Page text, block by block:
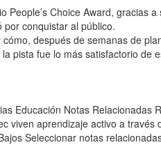
People’s Choice Award, gracias
conquistar al público.
después de semanas de
pista fue lo más satisfactorio de
Educación Notas Relacionadas
viven aprendizaje activo a
Seleccionar notas